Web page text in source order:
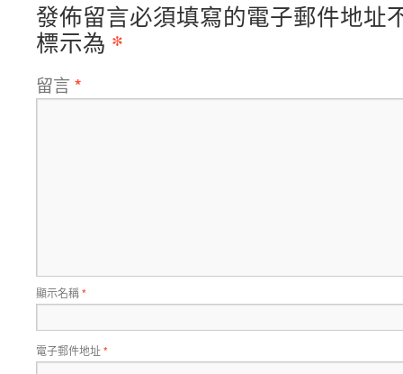
發佈留言必須填寫的電子郵件地址
標示為 *
留言 *
顯示名稱*
電子郵件地址*